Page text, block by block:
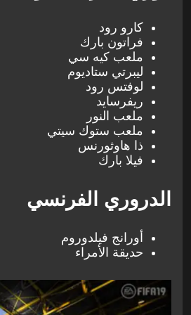
كارو رود
فراتون بارك
ملعب كيه سي
ليبرتي ستاديوم
لوفتس رود
ريفرسايد
ملعب النور
ملعب ستوك سيتي
ذا هاوثورنس
فيلا بارك
الدروري الفرنسي
أورانج فيلدوروم
حديقة الأمراء